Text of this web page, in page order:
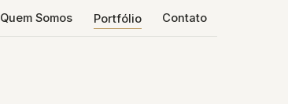
Quem Somos Portfólio Contato